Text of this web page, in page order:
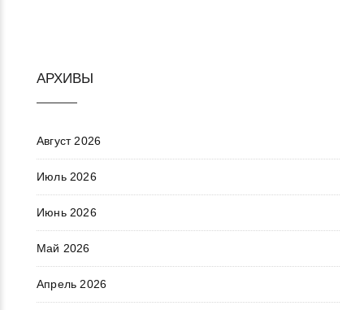
АРХИВЫ
Август 2026
Июль 2026
Июнь 2026
Май 2026
Апрель 2026